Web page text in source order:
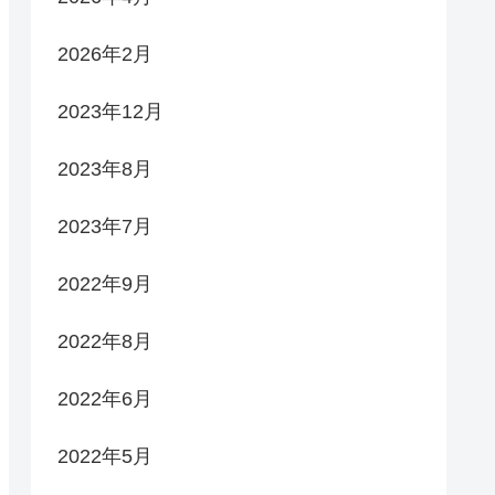
2026年2月
2023年12月
2023年8月
2023年7月
2022年9月
2022年8月
2022年6月
2022年5月